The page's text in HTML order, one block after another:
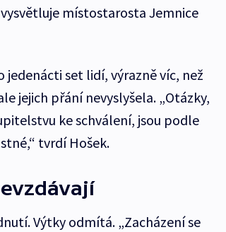
místostarosta Jemnice
set lidí, výrazně víc, než
jejich přání nevyslyšela. „Otázky,
ke schválení, jsou podle
tvrdí Hošek.
Výtky odmítá. „Zacházení se